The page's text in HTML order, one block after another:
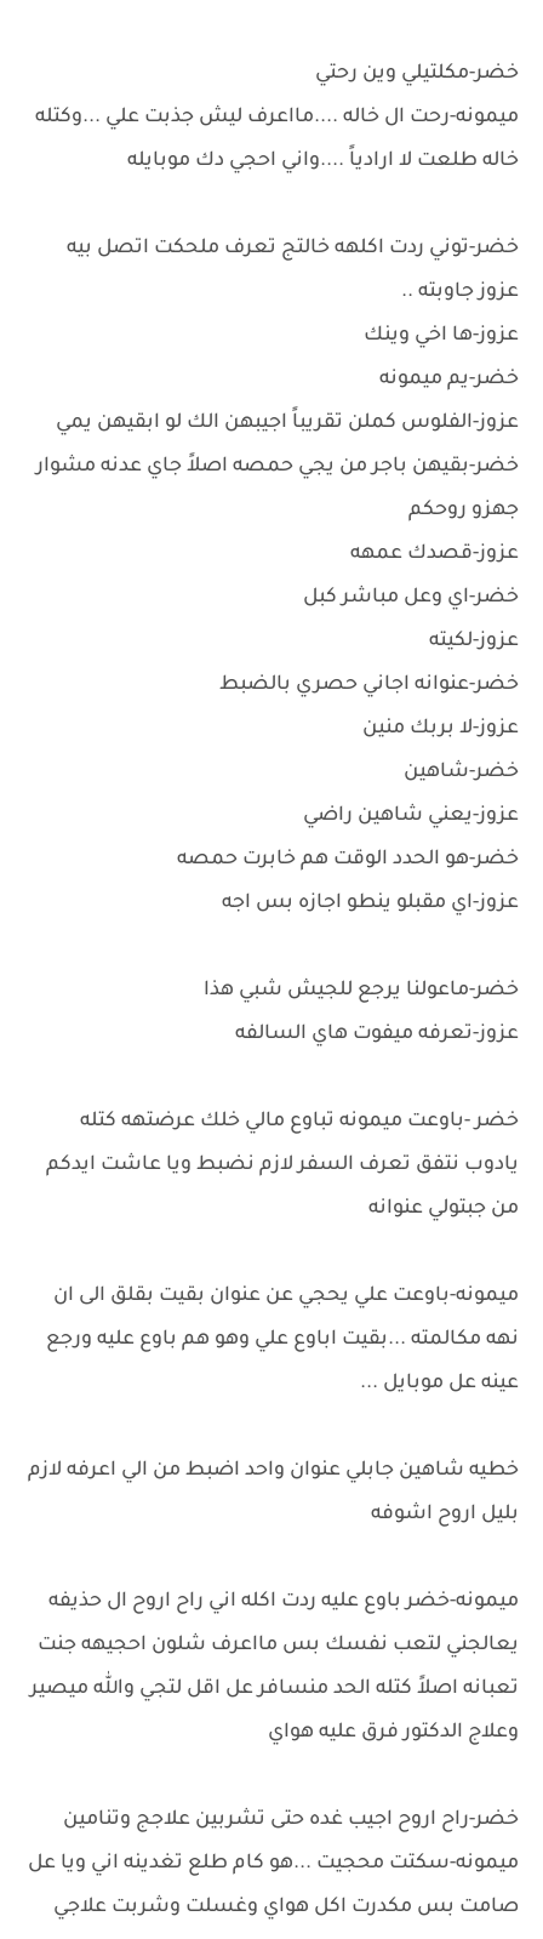
خضر-مكلتيلي وين رحتي
ميمونه-رحت ال خاله ....مااعرف ليش جذبت علي ...وكتله
خاله طلعت لا ارادياً ....واني احجي دك موبايله
خضر-توني ردت اكلهه خالتج تعرف ملحكت اتصل بيه
عزوز جاوبته ..
عزوز-ها اخي وينك
خضر-يم ميمونه
عزوز-الفلوس كملن تقريباً اجيبهن الك لو ابقيهن يمي
خضر-بقيهن باجر من يجي حمصه اصلاً جاي عدنه مشوار
جهزو روحكم
عزوز-قصدك عمهه
خضر-اي وعل مباشر كبل
عزوز-لكيته
خضر-عنوانه اجاني حصري بالضبط
عزوز-لا بربك منين
خضر-شاهين
عزوز-يعني شاهين راضي
خضر-هو الحدد الوقت هم خابرت حمصه
عزوز-اي مقبلو ينطو اجازه بس اجه
خضر-ماعولنا يرجع للجيش شبي هذا
عزوز-تعرفه ميفوت هاي السالفه
خضر -باوعت ميمونه تباوع مالي خلك عرضتهه كتله
يادوب نتفق تعرف السفر لازم نضبط ويا عاشت ايدكم
من جبتولي عنوانه
ميمونه-باوعت علي يحجي عن عنوان بقيت بقلق الى ان
نهه مكالمته ...بقيت اباوع علي وهو هم باوع عليه ورجع
عينه عل موبايل ...
خطيه شاهين جابلي عنوان واحد اضبط من الي اعرفه لازم
بليل اروح اشوفه
ميمونه-خضر باوع عليه ردت اكله اني راح اروح ال حذيفه
يعالجني لتعب نفسك بس مااعرف شلون احجيهه جنت
تعبانه اصلاً كتله الحد منسافر عل اقل لتجي والله ميصير
وعلاج الدكتور فرق عليه هواي
خضر-راح اروح اجيب غده حتى تشربين علاجج وتنامين
ميمونه-سكتت محجيت ...هو كام طلع تغدينه اني ويا عل
صامت بس مكدرت اكل هواي وغسلت وشربت علاجي